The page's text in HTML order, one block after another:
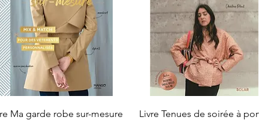
Aperçu rapide
Ma garde robe sur-mesure Aperçu rapide
Livre Tenues de soirée à